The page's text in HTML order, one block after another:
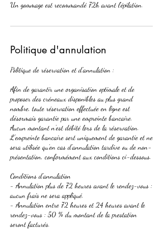
Un gommage est recommandé 72h avant l'épilation.
Politique d'annulation
Politique de réservation et d'annulation :
Afin de garantir une organisation optimale et de
proposer des créneaux disponibles au plus grand
nombre, toute réservation effectuée en ligne est
désormais garantie par une empreinte bancaire.
Aucun montant n'est débité lors de la réservation.
L'empreinte bancaire sert uniquement de garantie et ne
sera utilisée qu'en cas d'annulation tardive ou de non-
présentation, conformément aux conditions ci-dessous.
Conditions d'annulation
- Annulation plus de 72 heures avant le rendez-vous :
aucun frais ne sera appliqué.
- Annulation entre 72 heures et 24 heures avant le
rendez-vous : 50 % du montant de la prestation
seront facturés.